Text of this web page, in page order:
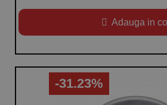
Adauga in
-31.23%